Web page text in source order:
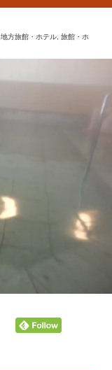
地方旅館・ホテル 旅館・ホ